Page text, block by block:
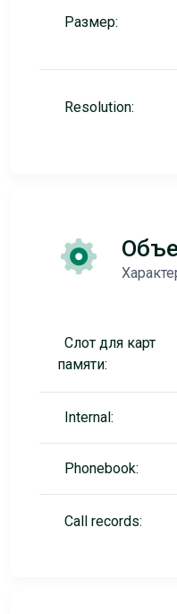
Размер:
Resolution:
Слот для карт
памяти:
Internal:
Phonebook:
Call records: